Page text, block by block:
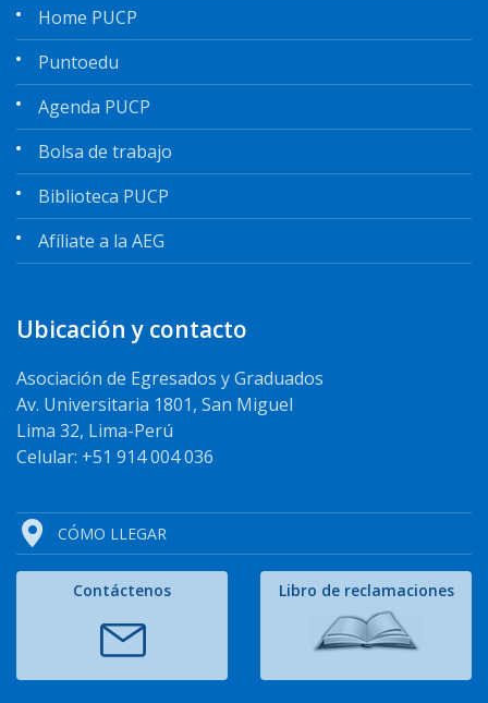
Home PUCP
Puntoedu
Agenda PUCP
Bolsa de trabajo
Biblioteca PUCP
Afíliate a la AEG
Ubicación y contacto
Asociación de Egresados y Graduados
Av. Universitaria 1801, San Miguel
Lima 32, Lima-Perú
Celular: +51 914 004 036
CÓMO LLEGAR
Contáctenos Libro de reclamaciones